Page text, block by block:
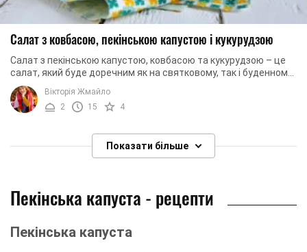
Салат з ковбасою, пекінською капустою і кукурудзою
Салат з пекінською капустою, ковбасою та кукурудзою – це
салат, який буде доречним як на святковому, так і буденному
столі. Хоча він легкий у ...
Вікторія Жмайло
2
15 4
Показати більше
Пекінська капуста - рецепти
Пекінська капуста